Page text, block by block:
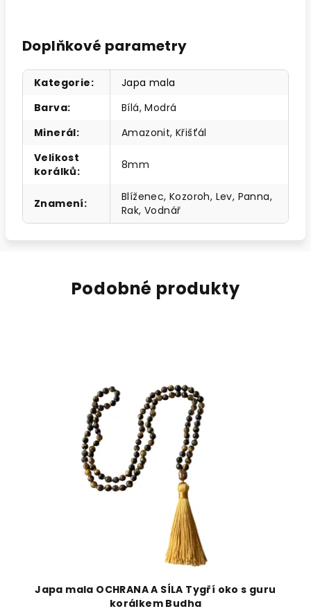
Doplňkové parametry
Kategorie:
Japa mala
Barva:
Bílá, Modrá
Minerál:
Amazonit, Křišťál
Velikost
korálků: 8mm
Znamení:
Blíženec, Kozoroh, Lev, Panna,
Rak, Vodnář
Podobné produkty
Japa mala OCHRANA A SÍLA Tygří oko s guru
korálkem Budha